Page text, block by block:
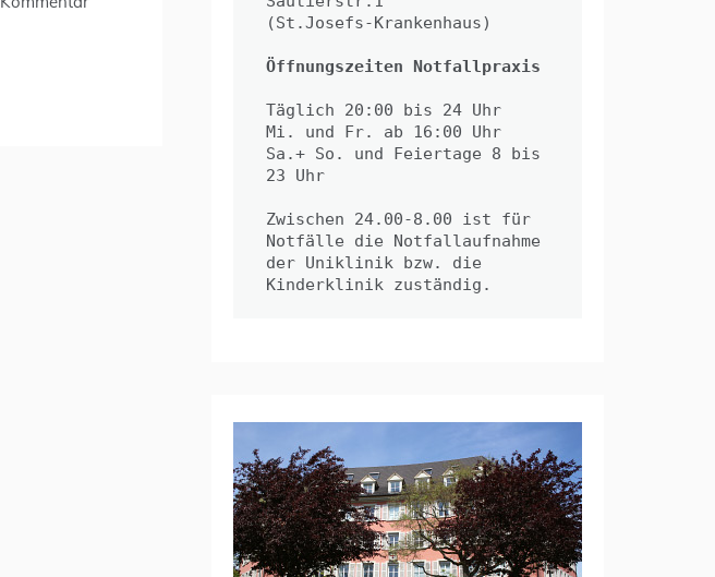
(St.Josefs-Krankenhaus)
Öffnungszeiten Notfallpraxis
Täglich 20:00 bis 24 Uhr
Mi. und Fr. ab 16:00 Uhr
Sa.+ So. und Feiertage 8 bis
23 Uhr
Zwischen 24.00-8.00 ist für
Notfälle die Notfallaufnahme
der Uniklinik bzw. die
Kinderklinik zuständig.